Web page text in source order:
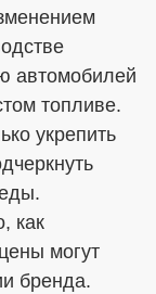
автомобилей
топливе.
укрепить
как
могут
бренда.